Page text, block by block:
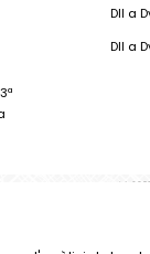
Dll a
Dll a